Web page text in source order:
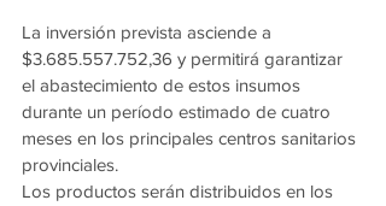
La inversión prevista asciende a
$3.685.557.752,36 y permitirá garantizar
el abastecimiento de estos insumos
durante un período estimado de cuatro
meses en los principales centros sanitarios
provinciales.
Los productos serán distribuidos en los